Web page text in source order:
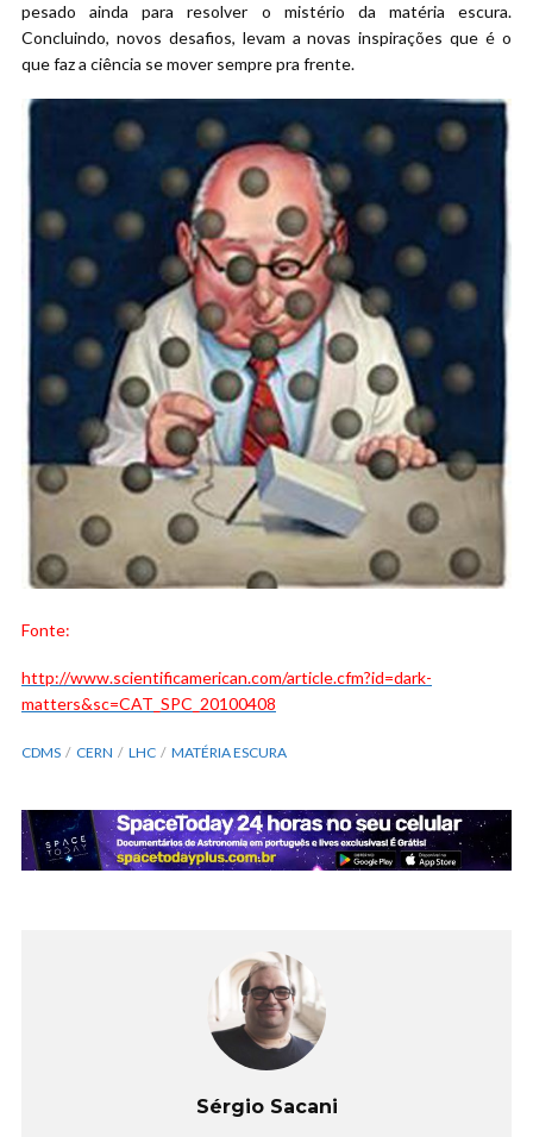
pesado ainda para resolver o mistério da matéria escura.
Concluindo, novos desafios, levam a novas inspirações que é o
que faz a ciência se mover sempre pra frente.
Fonte:
http://www.scientificamerican.com/article.cfm?id=dark-
matters&sc=CAT_SPC_20100408
CDMS CERN LHC MATÉRIA ESCURA
Sérgio Sacani